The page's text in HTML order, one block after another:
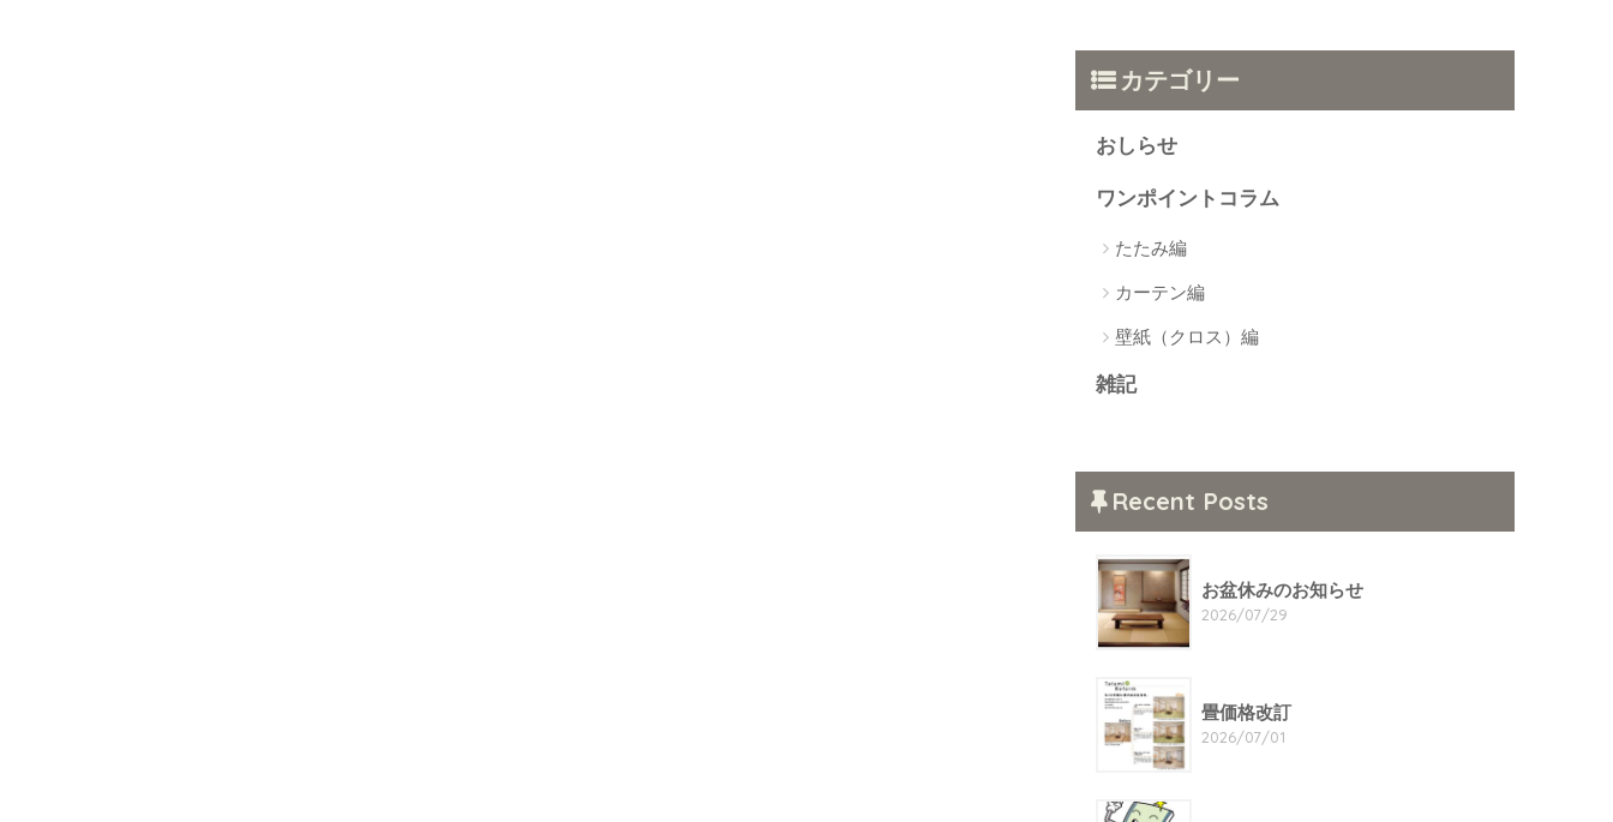
カテゴリー
おしらせ
ワンポイントコラム
たたみ編
カーテン編
壁紙（クロス）編
雑記
Recent Posts
お盆休みのお知らせ
2026/07/29
畳価格改訂
2026/07/01